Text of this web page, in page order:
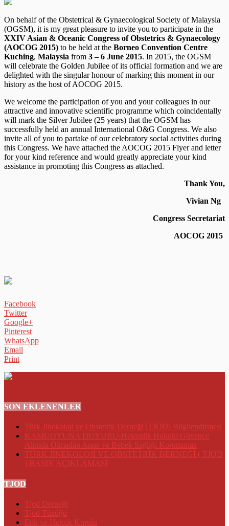
On behalf of the Obstetrical & Gynaecological Society of Malaysia
(OGSM), it is my great pleasure to invite you to participate in the
XXIV Asian & Oceanic Congress of Obstetrics & Gynaecology
(AOCOG 2015) to be held at the Borneo Convention Centre
Kuching, Malaysia from 3 – 6 June 2015. In 2015, the OGSM
will celebrate the Golden Jubilee of its official formation and we are
delighted with the singular honour of marking this moment in our
history as the host of AOCOG 2015.
We welcome the participation of you and your colleagues in our
attractive and innovative scientific programme which coincidentally
will mark the Silver Jubilee (25 years) that the OGSM has
successfully held an annual International O&G Congress. We also
invite all of you to partake of our celebratory social activities during
this Congress. We have attached the AOCOG 2015 Flyer and letter
for your kind reference and would greatly appreciate your kind
assistance in promoting this Congress as attached.
Thank You,
Vivian Ng
Congress Secretariat
AOCOG 2015
Facebook
Twitter
Google+
Pinterest
WhatsApp
Email
Print
SON EKLENENLER
Türk Jinekoloji ve Obstetrik Derneği (TJOD) Bilgilendirmesi
KAMUOYUNA DUYURU-Hekimlik Hukuki Güvence
Altında Olmadan Anne ve Bebek Sağlığı Korunamaz
TÜRK JİNEKOLOJİ VE OBSTETRİK DERNEĞİ ( TJOD
) BASIN AÇIKLAMASI
TJOD
Tjod Derneği
Tjod Tüzüğü
Etik ve Hukuk Kurulu